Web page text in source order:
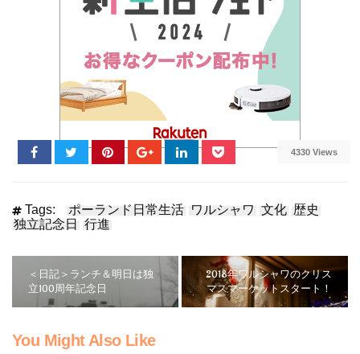
4330 Views
Tags: ポーランド日常生活 ワルシャワ 文化 歴史
独立記念日
行進
＜日記＞ランチ＆明日は独
立100周年記念日
2018年ワルシャワのクリス
マスマーケットスタート！
You Might Also Like